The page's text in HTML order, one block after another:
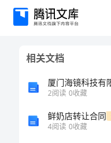
ropAAA
相关文档
2阅读 0收藏
鲜奶店转让合同
4阅读 0收藏